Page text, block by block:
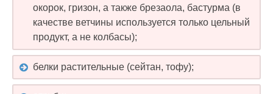
окорок, гризон, а также брезаола, бастурма (в
качестве ветчины используется только цельный
продукт, а не колбасы);
белки растительные (сейтан, тофу);